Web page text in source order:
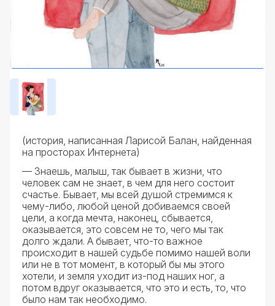
(история, написанная Ларисой Балан, найденная
на просторах Интернета)
— Знаешь, малыш, так бывает в жизни, что
человек сам не знает, в чем для него состоит
счастье. Бывает, мы всей душой стремимся к
чему-либо, любой ценой добиваемся своей
цели, а когда мечта, наконец, сбывается,
оказывается, это совсем не то, чего мы так
долго ждали. А бывает, что-то важное
происходит в нашей судьбе помимо нашей воли
или не в тот момент, в который бы мы этого
хотели, и земля уходит из-под наших ног, а
потом вдруг оказывается, что это и есть, то, что
было нам так необходимо.